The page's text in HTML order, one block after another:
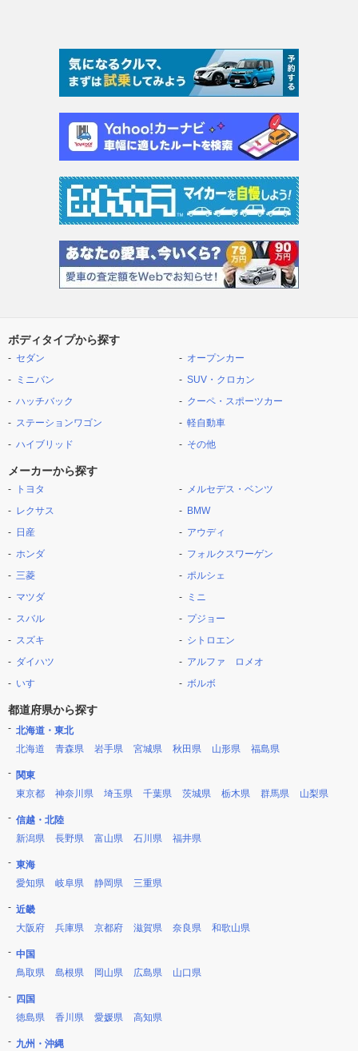
ボディタイプから探す
セダン
ミニバン
ハッチバック
ステーションワゴン
ハイブリッド
オープンカー
SUV・クロカン
クーペ・スポーツカー
軽自動車
その他
メーカーから探す
トヨタ
レクサス
日産
ホンダ
三菱
マツダ
スバル
スズキ
ダイハツ
いすゞ
メルセデス・ベンツ
BMW
アウディ
フォルクスワーゲン
ポルシェ
ミニ
プジョー
シトロエン
アルファ ロメオ
ボルボ
都道府県から探す
北海道・東北
北海道
青森県 岩手県 宮城県 秋田県 山形県 福島県
関東
東京都
神奈川県 埼玉県 千葉県 茨城県 栃木県 群馬県 山梨県
信越・北陸
新潟県
長野県 富山県 石川県 福井県
東海
愛知県
岐阜県 静岡県 三重県
近畿
大阪府
兵庫県 京都府 滋賀県 奈良県 和歌山県
中国
鳥取県
島根県 岡山県 広島県 山口県
四国
徳島県
香川県 愛媛県 高知県
九州・沖縄